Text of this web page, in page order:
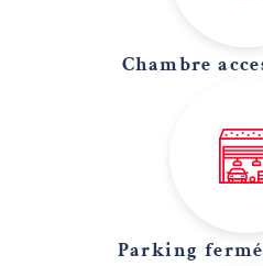
Chambre
Parking